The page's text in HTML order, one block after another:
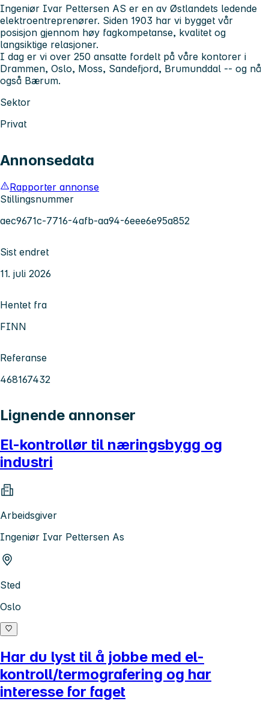
Ingeniør Ivar Pettersen AS er en av Østlandets ledende
elektroentreprenører. Siden 1903 har vi bygget vår
posisjon gjennom høy fagkompetanse, kvalitet og
langsiktige relasjoner.
I dag er vi over 250 ansatte fordelt på våre kontorer i
Drammen, Oslo, Moss, Sandefjord, Brumunddal -- og nå
også Bærum.
Sektor
Privat
Annonsedata
Rapporter annonse
Stillingsnummer
aec9671c-7716-4afb-aa94-6eee6e95a852
Sist endret
11. juli 2026
Hentet fra
FINN
Referanse
468167432
Lignende annonser
El-kontrollør til næringsbygg og
industri
Arbeidsgiver
Ingeniør Ivar Pettersen As
Sted
Oslo
Har du lyst til å jobbe med el-
kontroll/termografering og har
interesse for faget